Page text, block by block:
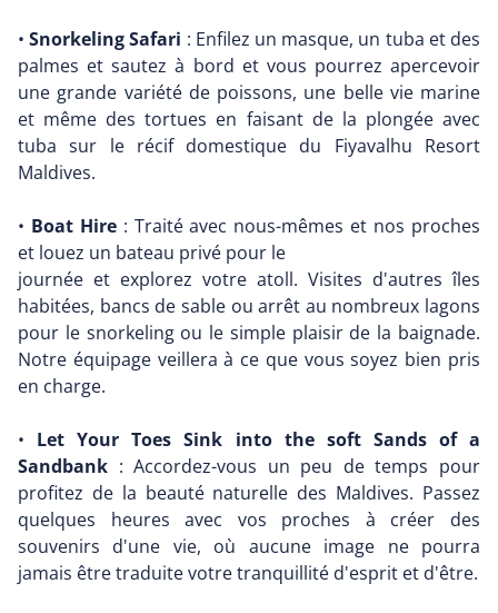
•Snorkeling Safari : Enfilez un masque, un tuba et des
palmes et sautez à bord et vous pourrez apercevoir
une grande variété de poissons, une belle vie marine
et même des tortues en faisant de la plongée avec
tuba sur le récif domestique du Fiyavalhu Resort
Maldives.
• Boat Hire: Traité avec nous-mêmes et nos proches
et louez un bateau privé pour le
journée et explorez votre atoll. Visites d'autres îles
habitées, bancs de sable ou arrêt au nombreux lagons
pour le snorkeling ou le simple plaisir de la baignade.
Notre équipage veillera à ce que vous soyez bien pris
en charge.
• Let Your Toes Sink into the soft Sands of a
Sandbank : Accordez-vous un peu de temps pour
profitez de la beauté naturelle des Maldives. Passez
quelques heures avec vos proches à créer des
souvenirs d'une vie, où aucune image ne pourra
jamais être traduite votre tranquillité d'esprit et d'être.